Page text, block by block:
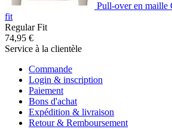
Pull-over en
fit
Regular Fit
74,95 €
Service à la clientèle
Commande
Login & inscription
Paiement
Bons d'achat
Expédition & livraison
Retour & Remboursement